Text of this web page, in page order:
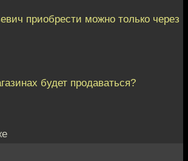
приобрести можно только через
будет продаваться?